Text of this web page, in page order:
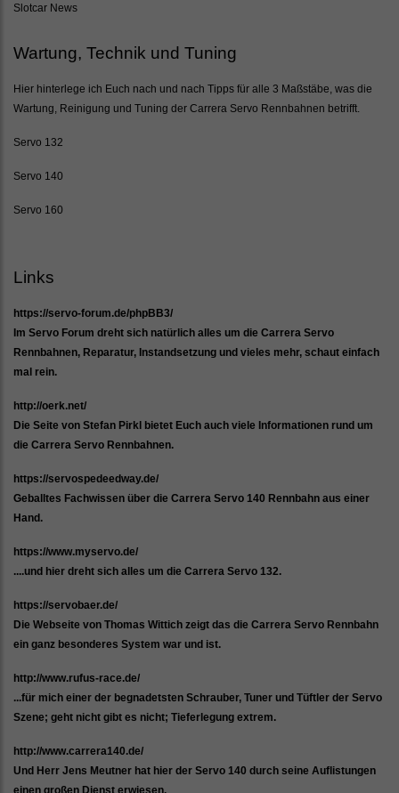
Slotcar News
Wartung, Technik und Tuning
Hier hinterlege ich Euch nach und nach Tipps für alle 3 Maßstäbe, was die
Wartung, Reinigung und Tuning der Carrera Servo Rennbahnen betrifft.
Servo 132
Servo 140
Servo 160
Links
https://servo-forum.de/phpBB3/
Im Servo Forum dreht sich natürlich alles um die Carrera Servo
Rennbahnen, Reparatur, Instandsetzung und vieles mehr, schaut einfach
mal rein.
http://oerk.net/
Die Seite von Stefan Pirkl bietet Euch auch viele Informationen rund um
die Carrera Servo Rennbahnen.
https://servospedeedway.de/
Geballtes Fachwissen über die Carrera Servo 140 Rennbahn aus einer
Hand.
https://www.myservo.de/
....und hier dreht sich alles um die Carrera Servo 132.
https://servobaer.de/
Die Webseite von Thomas Wittich zeigt das die Carrera Servo Rennbahn
ein ganz besonderes System war und ist.
http://www.rufus-race.de/
...für mich einer der begnadetsten Schrauber, Tuner und Tüftler der Servo
Szene; geht nicht gibt es nicht; Tieferlegung extrem.
http://www.carrera140.de/
Und Herr Jens Meutner hat hier der Servo 140 durch seine Auflistungen
einen großen Dienst erwiesen.